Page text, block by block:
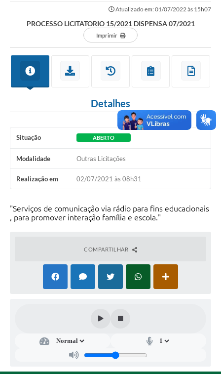
Atualizado em: 01/07/2022 às 15h07
PROCESSO LICITATORIO 15/2021 DISPENSA 07/2021
Imprimir
Detalhes
Situação ABERTO
Modalidade Outras Licitações
Realização em 02/07/2021 às 08h31
"Serviços de comunicação via rádio para fins educacionais
, para promover interação família e escola."
COMPARTILHAR